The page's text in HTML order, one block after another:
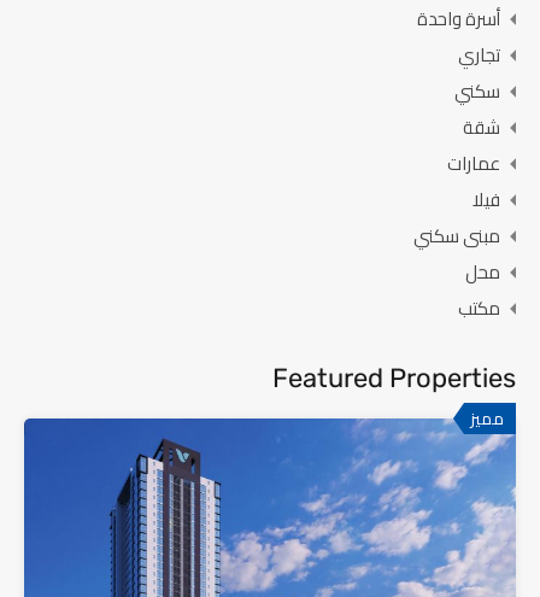
أسرة واحدة
تجاري
سكني
شقة
عمارات
فيلا
مبنى سكني
محل
مكتب
Featured Properties
مميز